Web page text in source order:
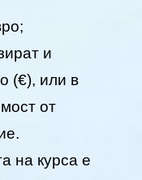
и
(€), или в
от
на курса е